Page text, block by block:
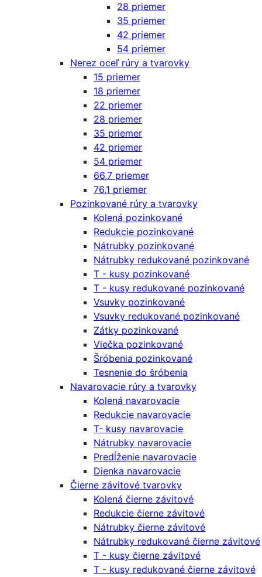
28 priemer
35 priemer
42 priemer
54 priemer
Nerez oceľ rúry a tvarovky
15 priemer
18 priemer
22 priemer
28 priemer
35 priemer
42 priemer
54 priemer
66,7 priemer
76,1 priemer
Pozinkované rúry a tvarovky
Kolená pozinkované
Redukcie pozinkované
Nátrubky pozinkované
Nátrubky redukované pozinkované
T - kusy pozinkované
T - kusy redukované pozinkované
Vsuvky pozinkované
Vsuvky redukované pozinkované
Zátky pozinkované
Viečka pozinkované
Šróbenia pozinkované
Tesnenie do šróbenia
Navarovacie rúry a tvarovky
Kolená navarovacie
Redukcie navarovacie
T- kusy navarovacie
Nátrubky navarovacie
Predĺženie navarovacie
Dienka navarovacie
Čierne závitové tvarovky
Kolená čierne závitové
Redukcie čierne závitové
Nátrubky čierne závitové
Nátrubky redukované čierne závitové
T - kusy čierne závitové
T - kusy redukované čierne závitové